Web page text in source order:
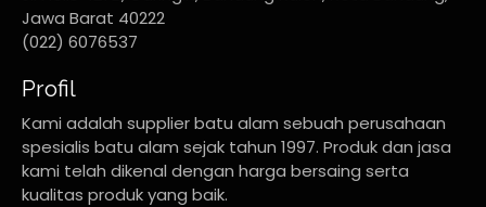
Jawa Barat 40222
(022) 6076537
Profil
Kami adalah supplier batu alam sebuah perusahaan
spesialis batu alam sejak tahun 1997. Produk dan jasa
kami telah dikenal dengan harga bersaing serta
kualitas produk yang baik.